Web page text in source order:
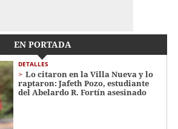
EN PORTADA
DETALLES
Lo citaron en la Villa Nueva y lo
raptaron: Jafeth Pozo, estudiante
del Abelardo R. Fortín asesinado